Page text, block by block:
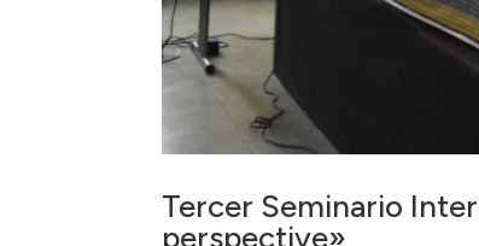
Tercer Seminario
perspective»